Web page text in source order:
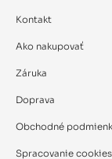
Kontakt
Ako nakupovať
Záruka
Doprava
Obchodné
Spracovanie cookies